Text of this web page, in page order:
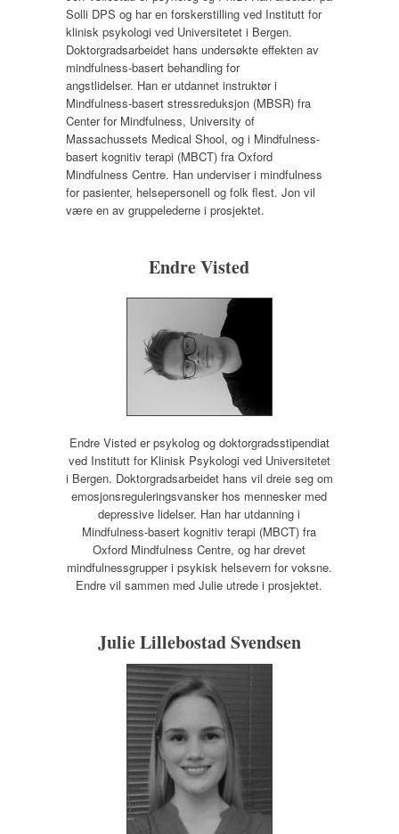
Solli DPS og har en forskerstilling ved Institutt for
klinisk psykologi ved Universitetet i Bergen.
Doktorgradsarbeidet hans undersøkte effekten av
mindfulness-basert behandling for
angstlidelser. Han er utdannet instruktør i
Mindfulness-basert stressreduksjon (MBSR) fra
Center for Mindfulness, University of
Massachussets Medical Shool, og i Mindfulness-
basert kognitiv terapi (MBCT) fra Oxford
Mindfulness Centre. Han underviser i mindfulness
for pasienter, helsepersonell og folk flest. Jon vil
være en av gruppelederne i prosjektet.
Endre Visted
Endre Visted er psykolog og doktorgradsstipendiat
ved Institutt for Klinisk Psykologi ved Universitetet
i Bergen. Doktorgradsarbeidet hans vil dreie seg om
emosjonsreguleringsvansker hos mennesker med
depressive lidelser. Han har utdanning i
Mindfulness-basert kognitiv terapi (MBCT) fra
Oxford Mindfulness Centre, og har drevet
mindfulnessgrupper i psykisk helsevern for voksne.
Endre vil sammen med Julie utrede i prosjektet.
Julie Lillebostad Svendsen